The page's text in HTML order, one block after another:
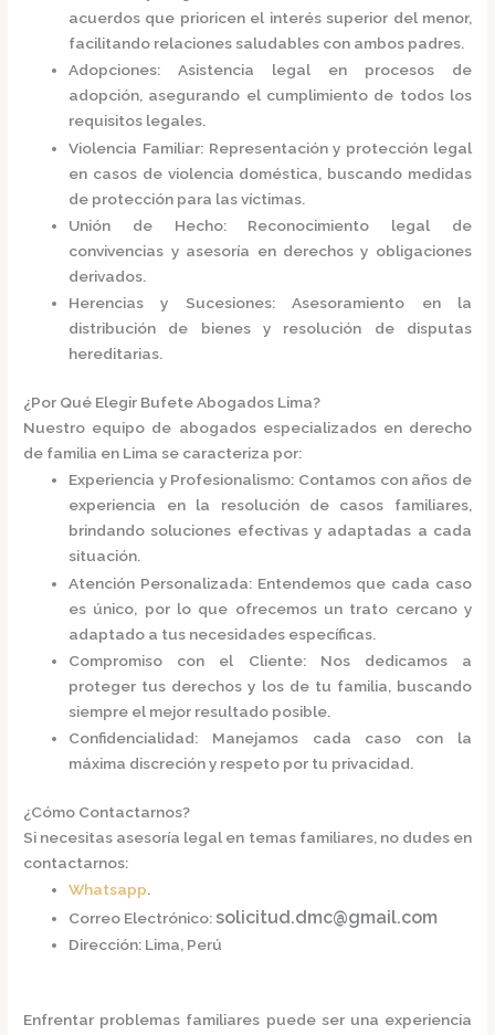
acuerdos que prioricen el interés superior del menor,
facilitando relaciones saludables con ambos padres.
Adopciones:Asistencia legal en procesos de
adopción, asegurando el cumplimiento de todos los
requisitos legales.
Violencia Familiar: Representación y protección legal
en casos de violencia doméstica, buscando medidas
de protección para las víctimas.
Unión de Hecho: Reconocimiento legal de
convivencias y asesoría en derechos y obligaciones
derivados.
Herencias y Sucesiones:Asesoramiento en la
distribución de bienes y resolución de disputas
hereditarias.
¿Por Qué Elegir Bufete Abogados Lima?
Nuestro equipo de abogados especializados en derecho
de familia en Lima se caracteriza por:
Experiencia y Profesionalismo: Contamos con años de
experiencia en la resolución de casos familiares,
brindando soluciones efectivas y adaptadas a cada
situación.
Atención Personalizada: Entendemos que cada caso
es único, por lo que ofrecemos un trato cercano y
adaptado a tus necesidades específicas.
Compromiso con el Cliente: Nos dedicamos a
proteger tus derechos y los de tu familia, buscando
siempre el mejor resultado posible.
Confidencialidad: Manejamos cada caso con la
máxima discreción y respeto por tu privacidad.
¿Cómo Contactarnos?
Si necesitas asesoría legal en temas familiares, no dudes en
contactarnos:
Whatsapp.
Correo Electrónico:solicitud.dmc@gmail.com
Dirección: Lima, Perú
Enfrentar problemas familiares puede ser una experiencia